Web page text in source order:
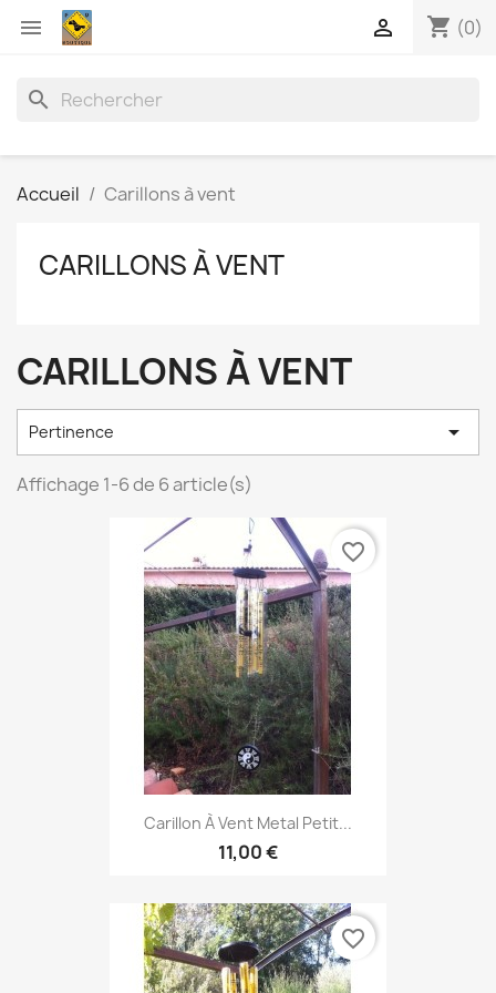
 shopping_cart (0)

search
Accueil Carillons à vent
CARILLONS À VENT
CARILLONS À VENT
Pertinence 
Affichage 1-6 de 6 article(s)
Carillon À Vent Metal Petit...
11,00 €
favorite_border
favorite_border